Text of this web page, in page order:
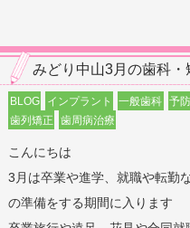
みどり中山3月の歯科
BLOG インプラント 一般歯科 予
歯列矯正
歯周病治療
こんにちは
3月は卒業や進学、就職や転勤
の準備をする期間に入ります